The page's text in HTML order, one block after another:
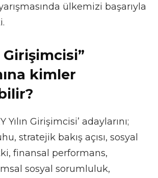
ülkemizi başarıyla
Girişimcisi”
kimler
Yılın Girişimcisi’ adaylarını;
stratejik bakış açısı, sosyal
finansal performans,
sosyal sorumluluk,